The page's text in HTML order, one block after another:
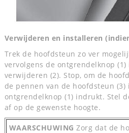
Verwijderen en installeren
Trek de hoofdsteun zo ver
vervolgens de ontgrendelknop
verwijderen (2). Stop, om de
de pennen van de hoofdsteun
ontgrendelknop (1) indrukt. Stel
af op de gewenste hoogte.
WAARSCHUWING Zorg dat de